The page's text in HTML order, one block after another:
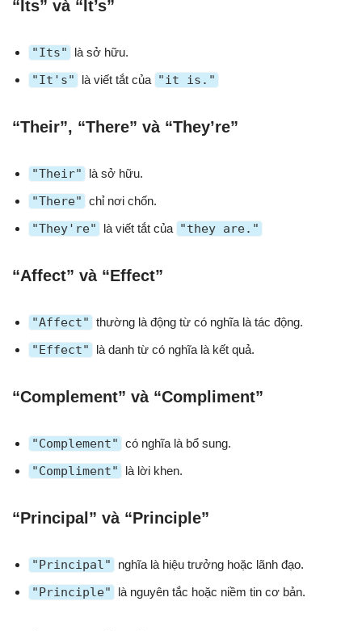
“Its” và “It’s”
"Its" là sở hữu.
"It's" là viết tắt của "it is."
“Their”, “There” và “They’re”
"Their" là sở hữu.
"There" chỉ nơi chốn.
"They're" là viết tắt của "they are."
“Affect” và “Effect”
"Affect" thường là động từ có nghĩa là tác động.
"Effect" là danh từ có nghĩa là kết quả.
“Complement” và “Compliment”
"Complement" có nghĩa là bổ sung.
"Compliment" là lời khen.
“Principal” và “Principle”
"Principal" nghĩa là hiệu trưởng hoặc lãnh đạo.
"Principle" là nguyên tắc hoặc niềm tin cơ bản.